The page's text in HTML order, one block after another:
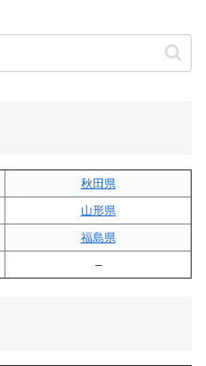
秋田県
山形県
福島県
–